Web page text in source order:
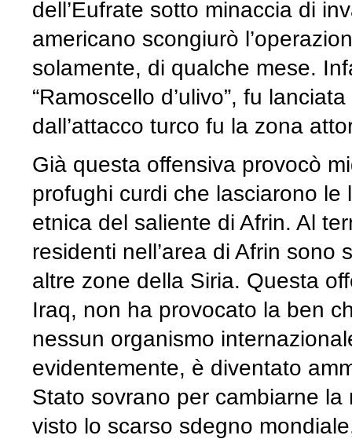
dell’Eufrate sotto minaccia di
americano scongiurò
solamente, di qualche mese.
“Ramoscello d’ulivo”, fu
dall’attacco turco fu la zona
Già questa offensiva provocò
profughi curdi che lasciarono le
etnica del saliente di Afrin. Al
residenti nell’area di Afrin
altre zone della Siria. Questa
Iraq, non ha provocato la ben
nessun organismo
evidentemente, è diventato
Stato sovrano per cambiarne
visto lo scarso sdegno